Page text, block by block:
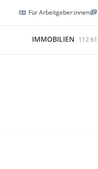
Für Arbeitgeber:innen
IMMOBILIEN